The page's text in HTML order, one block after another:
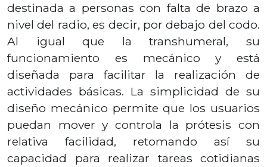
destinada a personas con falta de brazo a
nivel del radio, es decir, por debajo del codo.
Al igual que la transhumeral, su
funcionamiento es mecánico y está
diseñada para facilitar la realización de
actividades básicas. La simplicidad de su
diseño mecánico permite que los usuarios
puedan mover y controla la prótesis con
relativa facilidad, retomando así su
capacidad para realizar tareas cotidianas